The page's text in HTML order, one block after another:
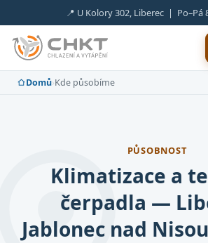
📍 U Kolory 302, Liberec | Po–Pá
Domů›Kde působíme
PŮSOBNOST
Klimatizace a
čerpadla —
Jablonec nad